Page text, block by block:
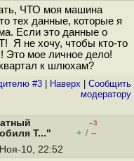
ЧТО моя машина
тех данные, которые я
Если это данные о
не хочу, чтобы кто-то
Это мое личное дело!
к шлюхам?
#3 Наверх
Cообщить
модератору
T..."
–3
+ / –
10, 22:52